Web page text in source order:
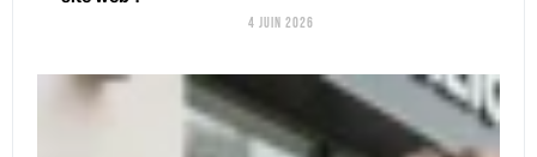
4 juin 2026